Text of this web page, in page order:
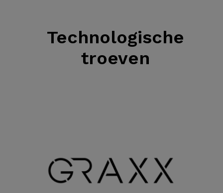
Technologische
troeven